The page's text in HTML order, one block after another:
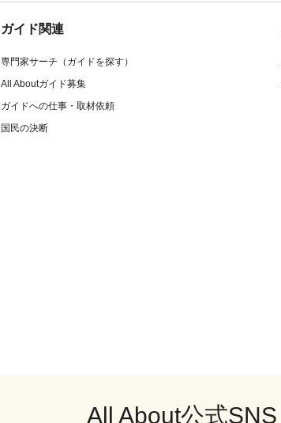
ガイド関連
専門家サーチ（ガイドを探す）
All Aboutガイド募集
ガイドへの仕事・取材依頼
国民の決断
All About公式SNS